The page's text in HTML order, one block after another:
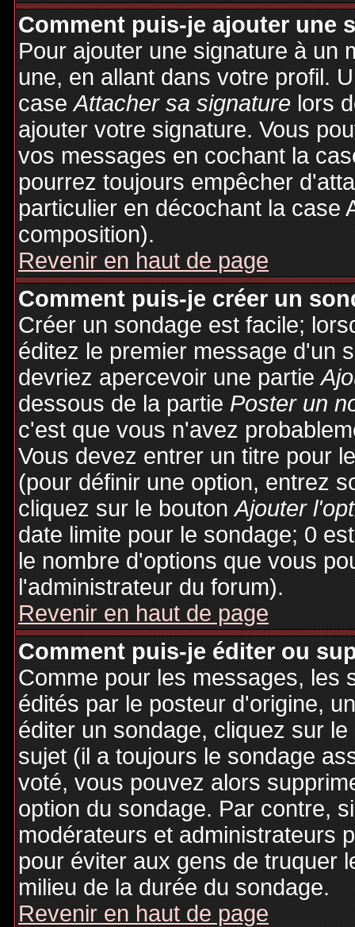
Comment puis-je ajouter une
Pour ajouter une signature à un
une, en allant dans votre profil.
caseAttacher sa signaturelors
ajouter votre signature. Vous
vos messages en cochant la
pourrez toujours empêcher
particulier en décochant la case
composition).
Revenir en haut de page
Comment puis-je créer un
Créer un sondage est facile;
éditez le premier message d'un
devriez apercevoir une partie
dessous de la partiePoster un
c'est que vous n'avez
Vous devez entrer un titre pour
(pour définir une option, entrez
cliquez sur le boutonAjouter
date limite pour le sondage; 0
le nombre d'options que vous
l'administrateur du forum).
Revenir en haut de page
Comment puis-je éditer ou
Comme pour les messages, les
édités par le posteur d'origine,
éditer un sondage, cliquez sur
sujet (il a toujours le sondage
voté, vous pouvez alors
option du sondage. Par contre,
modérateurs et administrateurs
pour éviter aux gens de truquer
milieu de la durée du sondage.
Revenir en haut de page